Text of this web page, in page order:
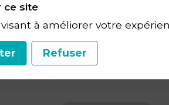
ce site
à améliorer votre
Refuser